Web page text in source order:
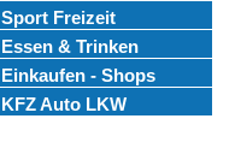
Sport Freizeit
Essen & Trinken
Einkaufen - Shops
KFZ Auto LKW